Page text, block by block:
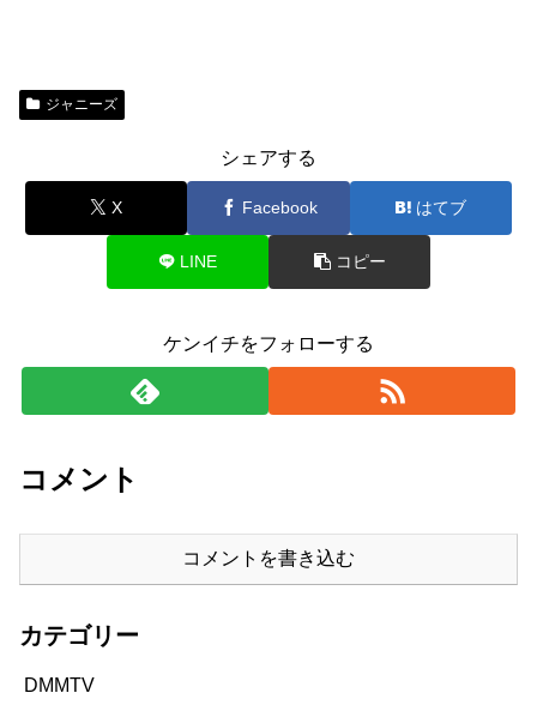
ジャニーズ
シェアする
X Facebook はてブ
LINE コピー
ケンイチをフォローする
コメント
コメントを書き込む
カテゴリー
DMMTV